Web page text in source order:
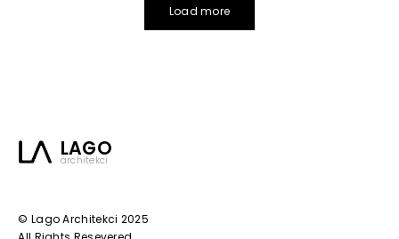
Load more
LAGO
architekci
© Lago Architekci 2025